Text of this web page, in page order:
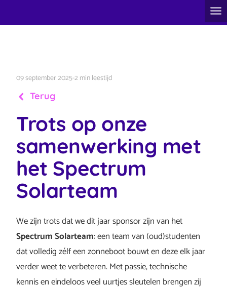
09 september 2025-2 min leestijd
Terug
Trots op onze
samenwerking met
het Spectrum
Solarteam
We zijn trots dat we dit jaar sponsor zijn van het
Spectrum Solarteam: een team van (oud)studenten
dat volledig zélf een zonneboot bouwt en deze elk jaar
verder weet te verbeteren. Met passie, technische
kennis en eindeloos veel uurtjes sleutelen brengen zij